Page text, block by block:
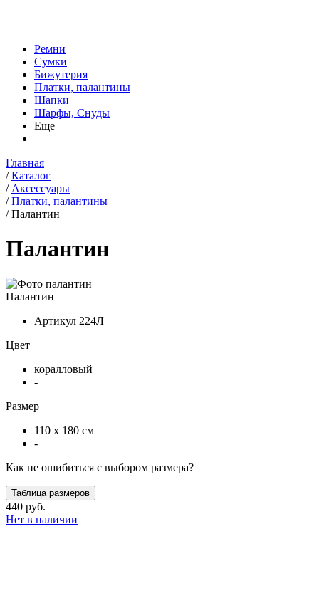
Ремни
Сумки
Бижутерия
Платки, палантины
Шапки
Шарфы, Снуды
Еще
Главная
/ Каталог
/ Аксессуары
/ Платки, палантины
/ Палантин
Палантин
Палантин
Артикул 224Л
Цвет
коралловый
-
Размер
110 х 180 см
-
Как не ошибиться с выбором размера?
Таблица размеров
440 руб.
Нет в наличии